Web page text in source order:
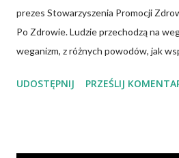
prezes Stowarzyszenia Promocji
Po Zdrowie. Ludzie przechodzą na
weganizm, z różnych powodów, jak
Wiadomo, że czerwone mięso
UDOSTĘPNIJ PRZEŚLIJ